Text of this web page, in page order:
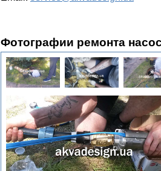
Фотографии ремонта